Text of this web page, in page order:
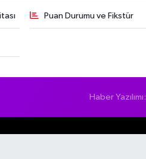
Puan Durumu ve Fikstür
Haber Yazılımı: